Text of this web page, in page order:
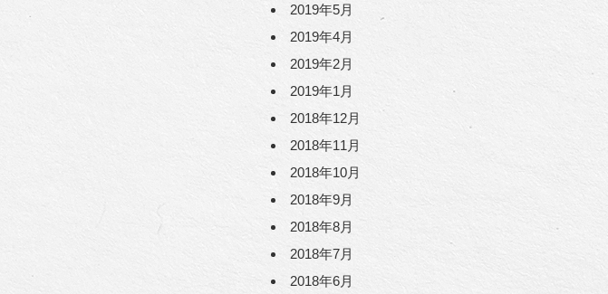
2019年5月
2019年4月
2019年2月
2019年1月
2018年12月
2018年11月
2018年10月
2018年9月
2018年8月
2018年7月
2018年6月